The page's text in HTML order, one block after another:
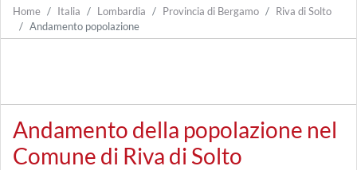
Home Italia Lombardia Provincia di Bergamo
Riva di Solto
Andamento popolazione
Andamento della popolazione nel
Comune di Riva di Solto